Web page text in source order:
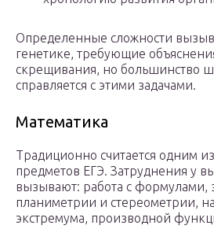
Определенные сложности
генетике, требующие
скрещивания, но большинство
справляется с этими задачами.
Математика
Традиционно считается одним
предметов ЕГЭ. Затруднения у
вызывают: работа с формулами,
планиметрии и стереометрии,
экстремума, производной